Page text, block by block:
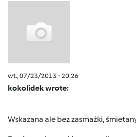
wt., 07/23/2013 - 20:26
kokolidek wrote:
Wskazana ale bez zasmażki,